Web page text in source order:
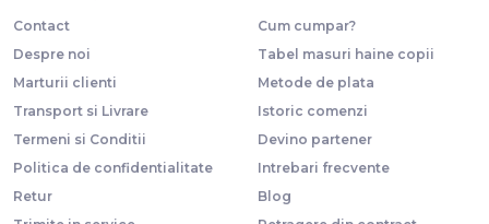
Contact
Despre noi
Marturii clienti
Transport si Livrare
Termeni si Conditii
Politica de confidentialitate
Retur
Cum cumpar?
Tabel masuri haine copii
Metode de plata
Istoric comenzi
Devino partener
Intrebari frecvente
Blog